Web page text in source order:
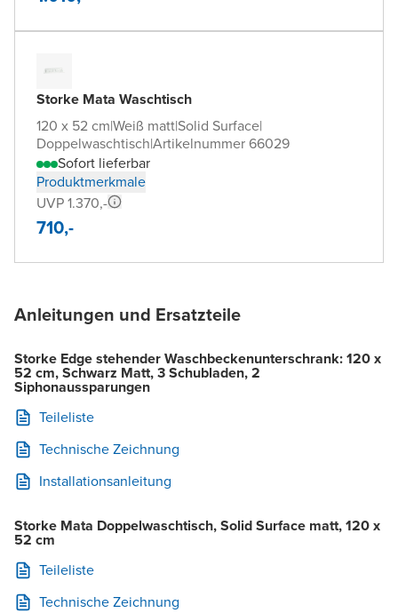
Storke Mata Waschtisch
120 x 52 cm|Weiß matt|Solid Surface|
Doppelwaschtisch|Artikelnummer 66029
Sofort lieferbar
Produktmerkmale
UVP 1.370,-
710,-
Anleitungen und Ersatzteile
Storke Edge stehender Waschbeckenunterschrank: 120 x
52 cm, Schwarz Matt, 3 Schubladen, 2
Siphonaussparungen
Teileliste
Technische Zeichnung
Installationsanleitung
Storke Mata Doppelwaschtisch, Solid Surface matt, 120 x
52 cm
Teileliste
Technische Zeichnung